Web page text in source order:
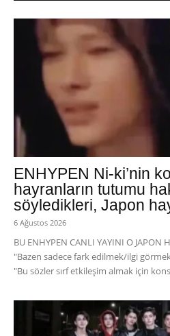
ENHYPEN Ni-ki’nin
hayranların tutumu
söyledikleri, Japon
6 Ağustos 2026
BU ENHYPEN CANLI YAYINI O JAPON
"Bazen sadece fark edilmek/ilgi
"Bu sözler sırf etkileşim almak için